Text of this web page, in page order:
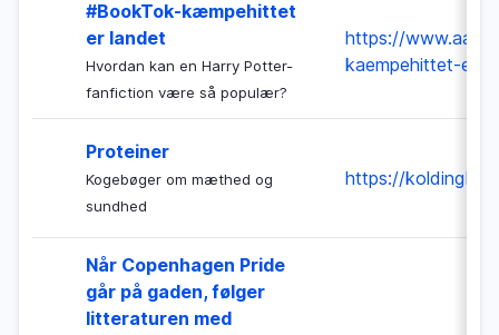
#BookTok-kæmpehittet
er landet
Hvordan kan en Harry Potter-
fanfiction være så populær?
https://
kaempehittet-er-
Proteiner
Kogebøger om mæthed og
sundhed
https://
Når Copenhagen Pride
går på gaden, følger
litteraturen med